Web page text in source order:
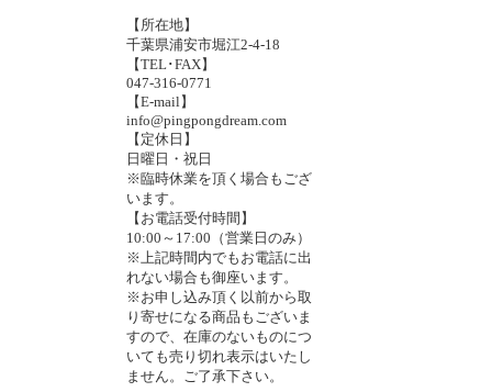
【所在地】
千葉県浦安市堀江2-4-18
【TEL･FAX】
047-316-0771
【E-mail】
info@pingpongdream.com
【定休日】
日曜日・祝日
※臨時休業を頂く場合もござ
います。
【お電話受付時間】
10:00～17:00（営業日のみ）
※上記時間内でもお電話に出
れない場合も御座います。
※お申し込み頂く以前から取
り寄せになる商品もございま
すので、在庫のないものにつ
いても売り切れ表示はいたし
ません。ご了承下さい。